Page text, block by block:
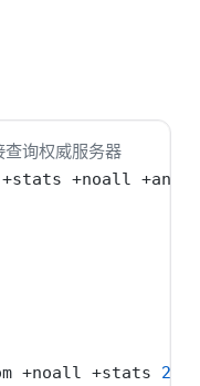
询权威服务器
+stats +noall
+noall +stats 2